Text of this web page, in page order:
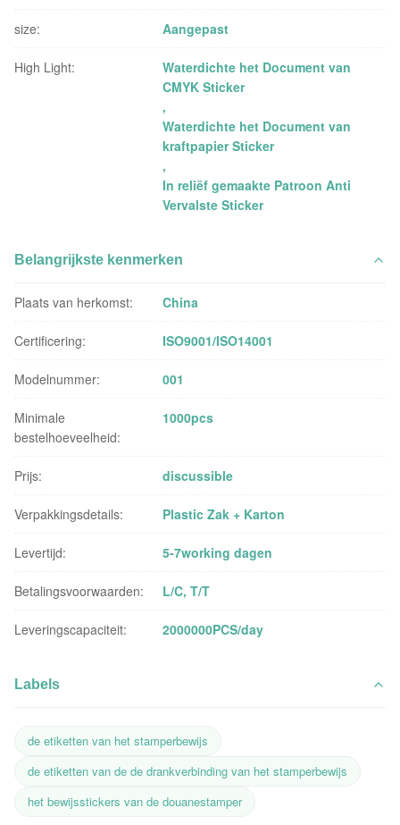
size: Aangepast
High Light:
Waterdichte het Document van
CMYK Sticker
,
Waterdichte het Document van
kraftpapier Sticker
,
In reliëf gemaakte Patroon Anti
Vervalste Sticker
Belangrijkste kenmerken
Plaats van herkomst: China
Certificering: ISO9001/ISO14001
Modelnummer: 001
Minimale
bestelhoeveelheid:
1000pcs
Prijs: discussible
Verpakkingsdetails: Plastic Zak + Karton
Levertijd: 5-7working dagen
Betalingsvoorwaarden: L/C, T/T
Leveringscapaciteit: 2000000PCS/day
Labels
de etiketten van het stamperbewijs
de etiketten van de de drankverbinding van het stamperbewijs
het bewijsstickers van de douanestamper